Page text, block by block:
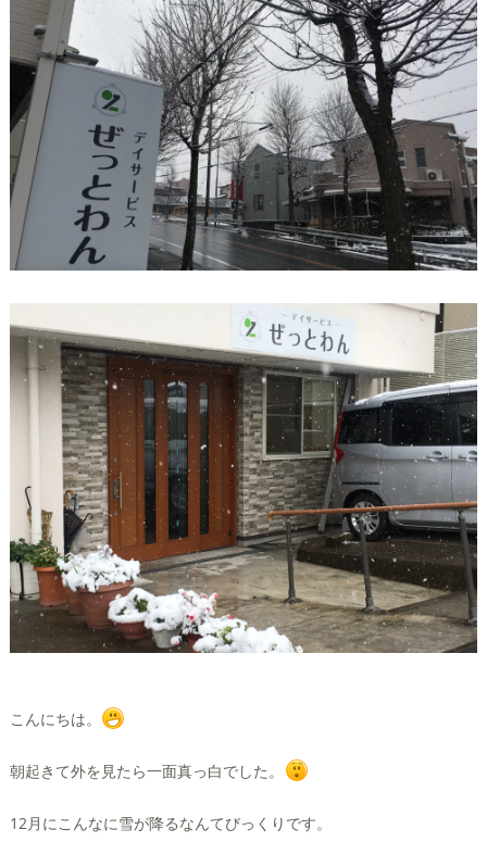
こんにちは。
朝起きて外を見たら一面真っ白でした。
12月にこんなに雪が降るなんてびっくりです。